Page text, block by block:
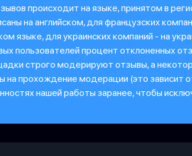
происходит на языке, принятом в
на английском, для французских
языке, для украинских компаний - на
пользователей процент отклоненных
строго модерируют отзывы, а
на прохождение модерации (это
нашей работы заранее, чтобы